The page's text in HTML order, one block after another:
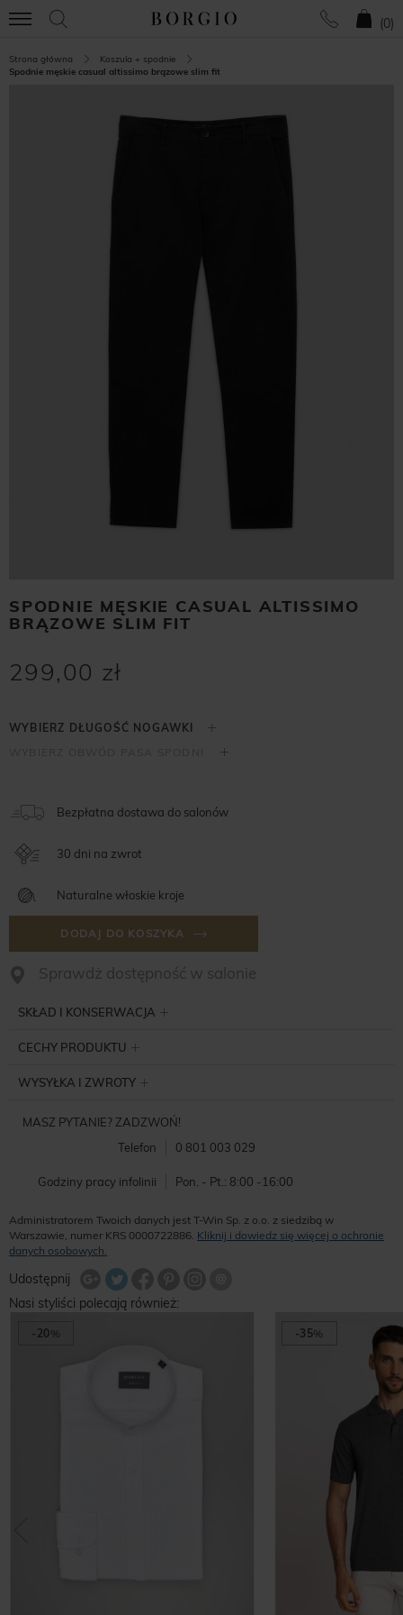
(0)
Strona główna
Koszula + spodnie
Spodnie męskie casual altissimo brązowe slim fit
SPODNIE MĘSKIE CASUAL ALTISSIMO
BRĄZOWE SLIM FIT
299,00 zł
Bezpłatna dostawa do salonów
30 dni na zwrot
Naturalne włoskie kroje
DODAJ DO KOSZYKA
Sprawdż dostępność w salonie
SKŁAD I KONSERWACJA
CECHY PRODUKTU
WYSYŁKA I ZWROTY
MASZ PYTANIE? ZADZWOŃ!
Telefon
0 801 003 029
Godziny pracy infolinii Pon. - Pt.: 8:00 -16:00
Administratorem Twoich danych jest T-Win Sp. z o.o. z siedzibą w
Warszawie, numer KRS 0000722886. Kliknij i dowiedz się więcej o ochronie
danych osobowych.
Udostępnij
Share FacebookUdostępnij na Google+
Udostępnij na Google+
Nasi styliści polecają również:
-20 % -35%